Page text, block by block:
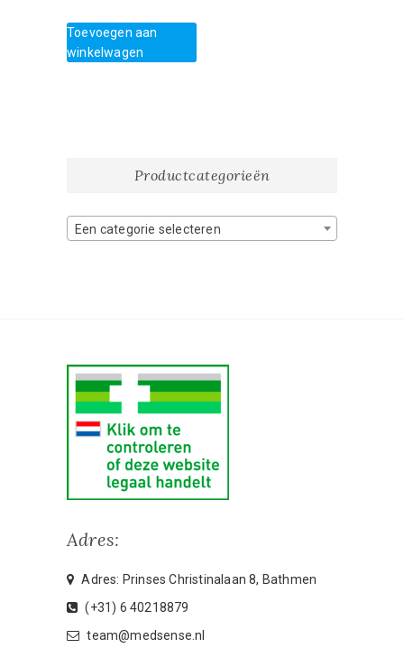
Toevoegen aan
winkelwagen
Productcategorieën
Een categorie selecteren
Adres:
Adres: Prinses Christinalaan 8, Bathmen
(+31) 6 40218879
team@medsense.nl